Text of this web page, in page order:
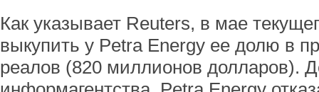
Как указывает Reuters, в мае
выкупить у Petra Energy ее долю в
реалов (820 миллионов долларов).